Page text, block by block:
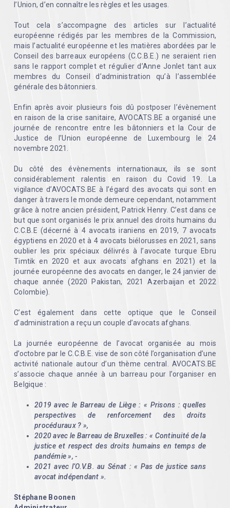
l’Union, d’en connaître les règles et les usages.
Tout cela s’accompagne des articles sur l’actualité
européenne rédigés par les membres de la Commission,
mais l’actualité européenne et les matières abordées par le
Conseil des barreaux européens (C.C.B.E.) ne seraient rien
sans le rapport complet et régulier d’Anne Jonlet tant aux
membres du Conseil d’administration qu’à l’assemblée
générale des bâtonniers.
Enfin après avoir plusieurs fois dû postposer l’évènement
en raison de la crise sanitaire, AVOCATS.BE a organisé une
journée de rencontre entre les bâtonniers et la Cour de
Justice de l’Union européenne de Luxembourg le 24
novembre 2021.
Du côté des évènements internationaux, ils se sont
considérablement ralentis en raison du Covid 19. La
vigilance d’AVOCATS.BE à l’égard des avocats qui sont en
danger à travers le monde demeure cependant, notamment
grâce à notre ancien président, Patrick Henry. C’est dans ce
but que sont organisés le prix annuel des droits humains du
C.C.B.E (décerné à 4 avocats iraniens en 2019, 7 avocats
égyptiens en 2020 et à 4 avocats biélorusses en 2021, sans
oublier les prix spéciaux délivrés à l’avocate turque Ebru
Timtik en 2020 et aux avocats afghans en 2021) et la
journée européenne des avocats en danger, le 24 janvier de
chaque année (2020 Pakistan, 2021 Azerbaijan et 2022
Colombie).
C’est également dans cette optique que le Conseil
d’administration a reçu un couple d’avocats afghans.
La journée européenne de l’avocat organisée au mois
d’octobre par le C.C.B.E. vise de son côté l’organisation d’une
activité nationale autour d’un thème central. AVOCATS.BE
s’associe chaque année à un barreau pour l’organiser en
Belgique :
2019 avec le Barreau de Liège : « Prisons : quelles
perspectives de renforcement des droits
procéduraux ? »,
2020 avec le Barreau de Bruxelles : « Continuité de la
justice et respect des droits humains en temps de
pandémie », -
2021 avec l’O.V.B. au Sénat : « Pas de justice sans
avocat indépendant ».
Stéphane Boonen